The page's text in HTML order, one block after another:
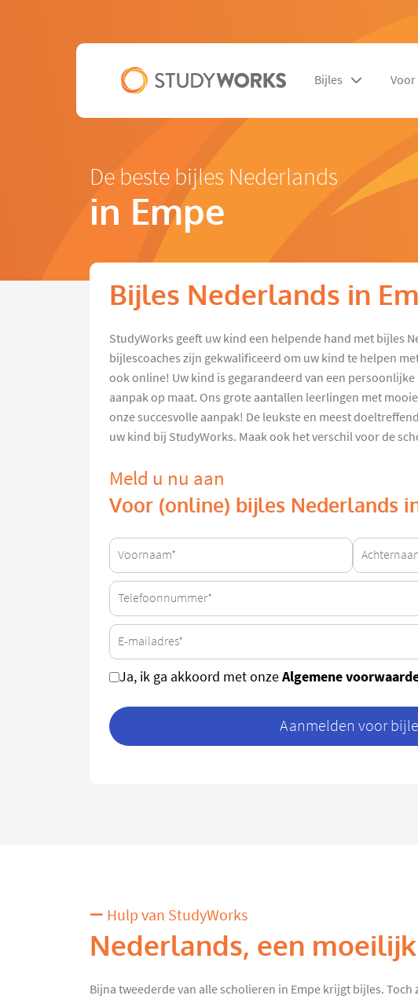
Bijles
De beste bijles Nederlands
in Empe
Bijles Nederlands in
StudyWorks geeft uw kind een helpende hand met bijles
bijlescoaches zijn gekwalificeerd om uw kind te helpen
ook online! Uw kind is gegarandeerd van een
aanpak op maat. Ons grote aantallen leerlingen met
onze succesvolle aanpak! De leukste en meest
uw kind bij StudyWorks. Maak ook het verschil voor de
Meld u nu aan
Voor (online) bijles Nederlands
Ja, ik ga akkoord met onzeAlgemene
Aanmelden voor
Hulp van StudyWorks
Nederlands, een
Bijna tweederde van alle scholieren in Empe krijgt bijles. Toch